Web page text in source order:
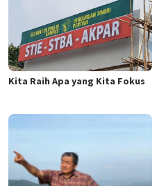
Kita Raih Apa yang Kita Fokus